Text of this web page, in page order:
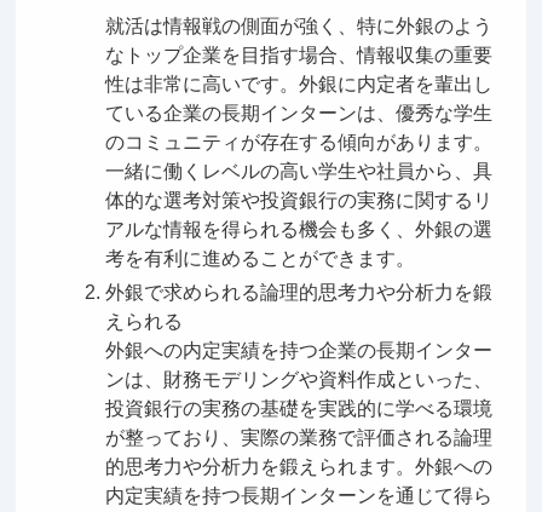
就活は情報戦の側面が強く、特に外銀のよう
なトップ企業を目指す場合、情報収集の重要
性は非常に高いです。外銀に内定者を輩出し
ている企業の長期インターンは、優秀な学生
のコミュニティが存在する傾向があります。
一緒に働くレベルの高い学生や社員から、具
体的な選考対策や投資銀行の実務に関するリ
アルな情報を得られる機会も多く、外銀の選
考を有利に進めることができます。
外銀で求められる論理的思考力や分析力を鍛
えられる
外銀への内定実績を持つ企業の長期インター
ンは、財務モデリングや資料作成といった、
投資銀行の実務の基礎を実践的に学べる環境
が整っており、実際の業務で評価される論理
的思考力や分析力を鍛えられます。外銀への
内定実績を持つ長期インターンを通じて得ら